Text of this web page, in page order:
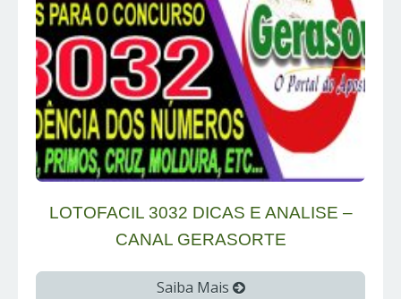
LOTOFACIL 3032 DICAS E ANALISE –
CANAL GERASORTE
Saiba Mais